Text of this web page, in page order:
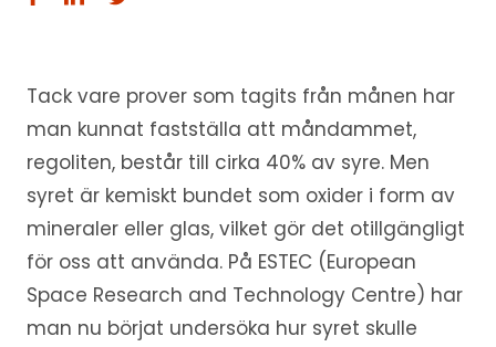
Tack vare prover som tagits från månen har
man kunnat fastställa att måndammet,
regoliten, består till cirka 40% av syre. Men
syret är kemiskt bundet som oxider i form av
mineraler eller glas, vilket gör det otillgängligt
för oss att använda. På ESTEC (European
Space Research and Technology Centre) har
man nu börjat undersöka hur syret skulle